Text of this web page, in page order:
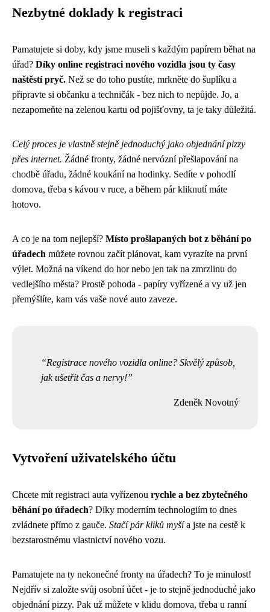
Nezbytné doklady k registraci
Pamatujete si doby, kdy jsme museli s každým papírem běhat na
úřad? Díky online registraci nového vozidla jsou ty časy
naštěstí pryč. Než se do toho pustíte, mrkněte do šuplíku a
připravte si občanku a techničák - bez nich to nepůjde. Jo, a
nezapomeňte na zelenou kartu od pojišťovny, ta je taky důležitá.
Celý proces je vlastně stejně jednoduchý jako objednání pizzy
přes internet. Žádné fronty, žádné nervózní přešlapování na
chodbě úřadu, žádné koukání na hodinky. Sedíte v pohodlí
domova, třeba s kávou v ruce, a během pár kliknutí máte
hotovo.
A co je na tom nejlepší? Místo prošlapaných bot z běhání po
úřadech můžete rovnou začít plánovat, kam vyrazíte na první
výlet. Možná na víkend do hor nebo jen tak na zmrzlinu do
vedlejšího města? Prostě pohoda - papíry vyřízené a vy už jen
přemýšlíte, kam vás vaše nové auto zaveze.
Registrace nového vozidla online? Skvělý způsob,
jak ušetřit čas a nervy!
Zdeněk Novotný
Vytvoření uživatelského účtu
Chcete mít registraci auta vyřízenou rychle a bez zbytečného
běhání po úřadech? Díky moderním technologiím to dnes
zvládnete přímo z gauče. Stačí pár kliků myšía jste na cestě k
bezstarostnému vlastnictví nového vozu.
Pamatujete na ty nekonečné fronty na úřadech? To je minulost!
Nejdřív si založte svůj osobní účet - je to stejně jednoduché jako
objednání pizzy. Pak už můžete v klidu domova, třeba u ranní